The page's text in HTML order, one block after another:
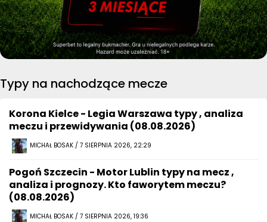
Typy na nachodzące mecze
Korona Kielce - Legia Warszawa typy , analiza
meczu i przewidywania (08.08.2026)
MICHAŁ BOSAK / 7 SIERPNIA 2026, 22:29
Pogoń Szczecin - Motor Lublin typy na mecz ,
analiza i prognozy. Kto faworytem meczu?
(08.08.2026)
MICHAŁ BOSAK / 7 SIERPNIA 2026, 19:36